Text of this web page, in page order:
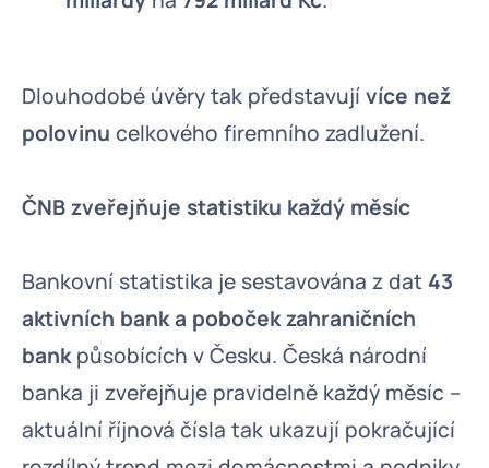
Dlouhodobé úvěry tak představujívíce než
polovinu celkového firemního zadlužení.
ČNB zveřejňuje statistiku každý měsíc
Bankovní statistika je sestavována z dat 43
aktivních bank a poboček zahraničních
bankpůsobících v Česku. Česká národní
banka ji zveřejňuje pravidelně každý měsíc –
aktuální říjnová čísla tak ukazují pokračující